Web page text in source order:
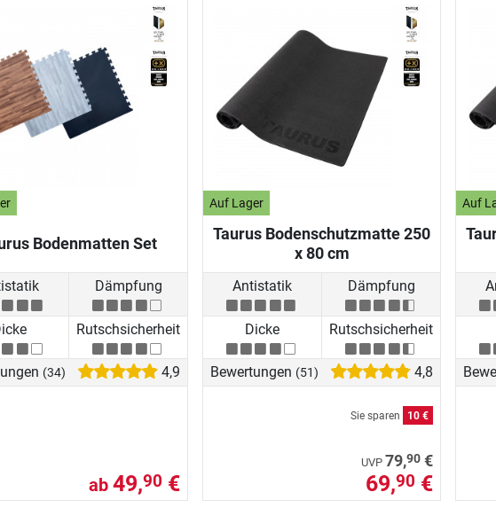
Bodenmatten Set
Dämpfung
Rutschsicherheit
(34) 4,9
ab 49,90 €
Auf Lager
Taurus Bodenschutzmatte 250
x 80 cm
Antistatik Dämpfung
Dicke Rutschsicherheit
Bewertungen (51) 4,8
Sie sparen 10 €
UVP 79,90 €
69,90 €
Auf